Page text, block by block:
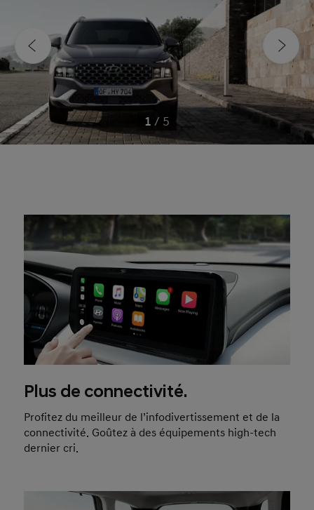
1 / 5
Plus de connectivité.
Profitez du meilleur de l’infodivertissement et de la
connectivité. Goûtez à des équipements high-tech
dernier cri.